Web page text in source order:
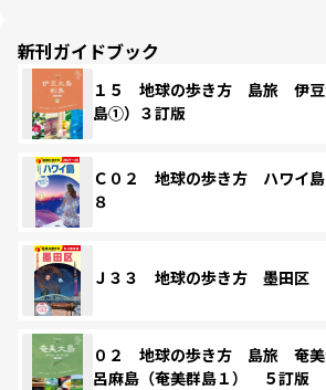
新刊ガイドブック
１５ 地球の歩き方 島旅 伊
島①）３訂版
Ｃ０２ 地球の歩き方 ハワイ
８
Ｊ３３ 地球の歩き方 墨田区
０２ 地球の歩き方 島旅 奄
呂麻島（奄美群島１） ５訂版